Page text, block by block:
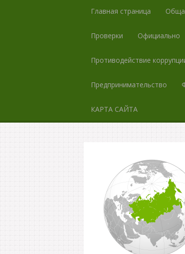
Главная страница
Проверки Официально
Противодействие
Предпринимательство
КАРТА САЙТА